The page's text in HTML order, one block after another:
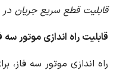
قابلیت قطع سریع جریان در
قابلیت راه اندازی موتور سه
راه اندازی موتور سه